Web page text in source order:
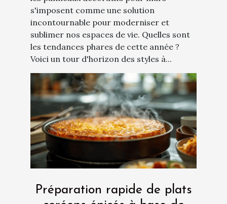
s'imposent comme une solution
incontournable pour moderniser et
sublimer nos espaces de vie. Quelles sont
les tendances phares de cette année ?
Voici un tour d'horizon des styles à...
Préparation rapide de plats